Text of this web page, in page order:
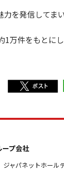
を発信してまい
1万件をもとに
ープ会社
ジャパネットホール